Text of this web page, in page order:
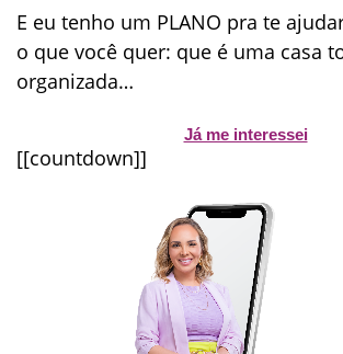
E eu tenho um PLANO pra te
o que você quer: que é uma casa
organizada…
Já me interessei
[[countdown]]